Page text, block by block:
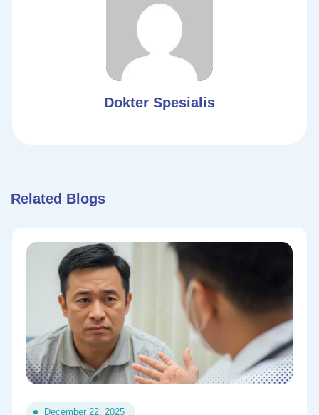
Dokter Spesialis
Related Blogs
December 22, 2025